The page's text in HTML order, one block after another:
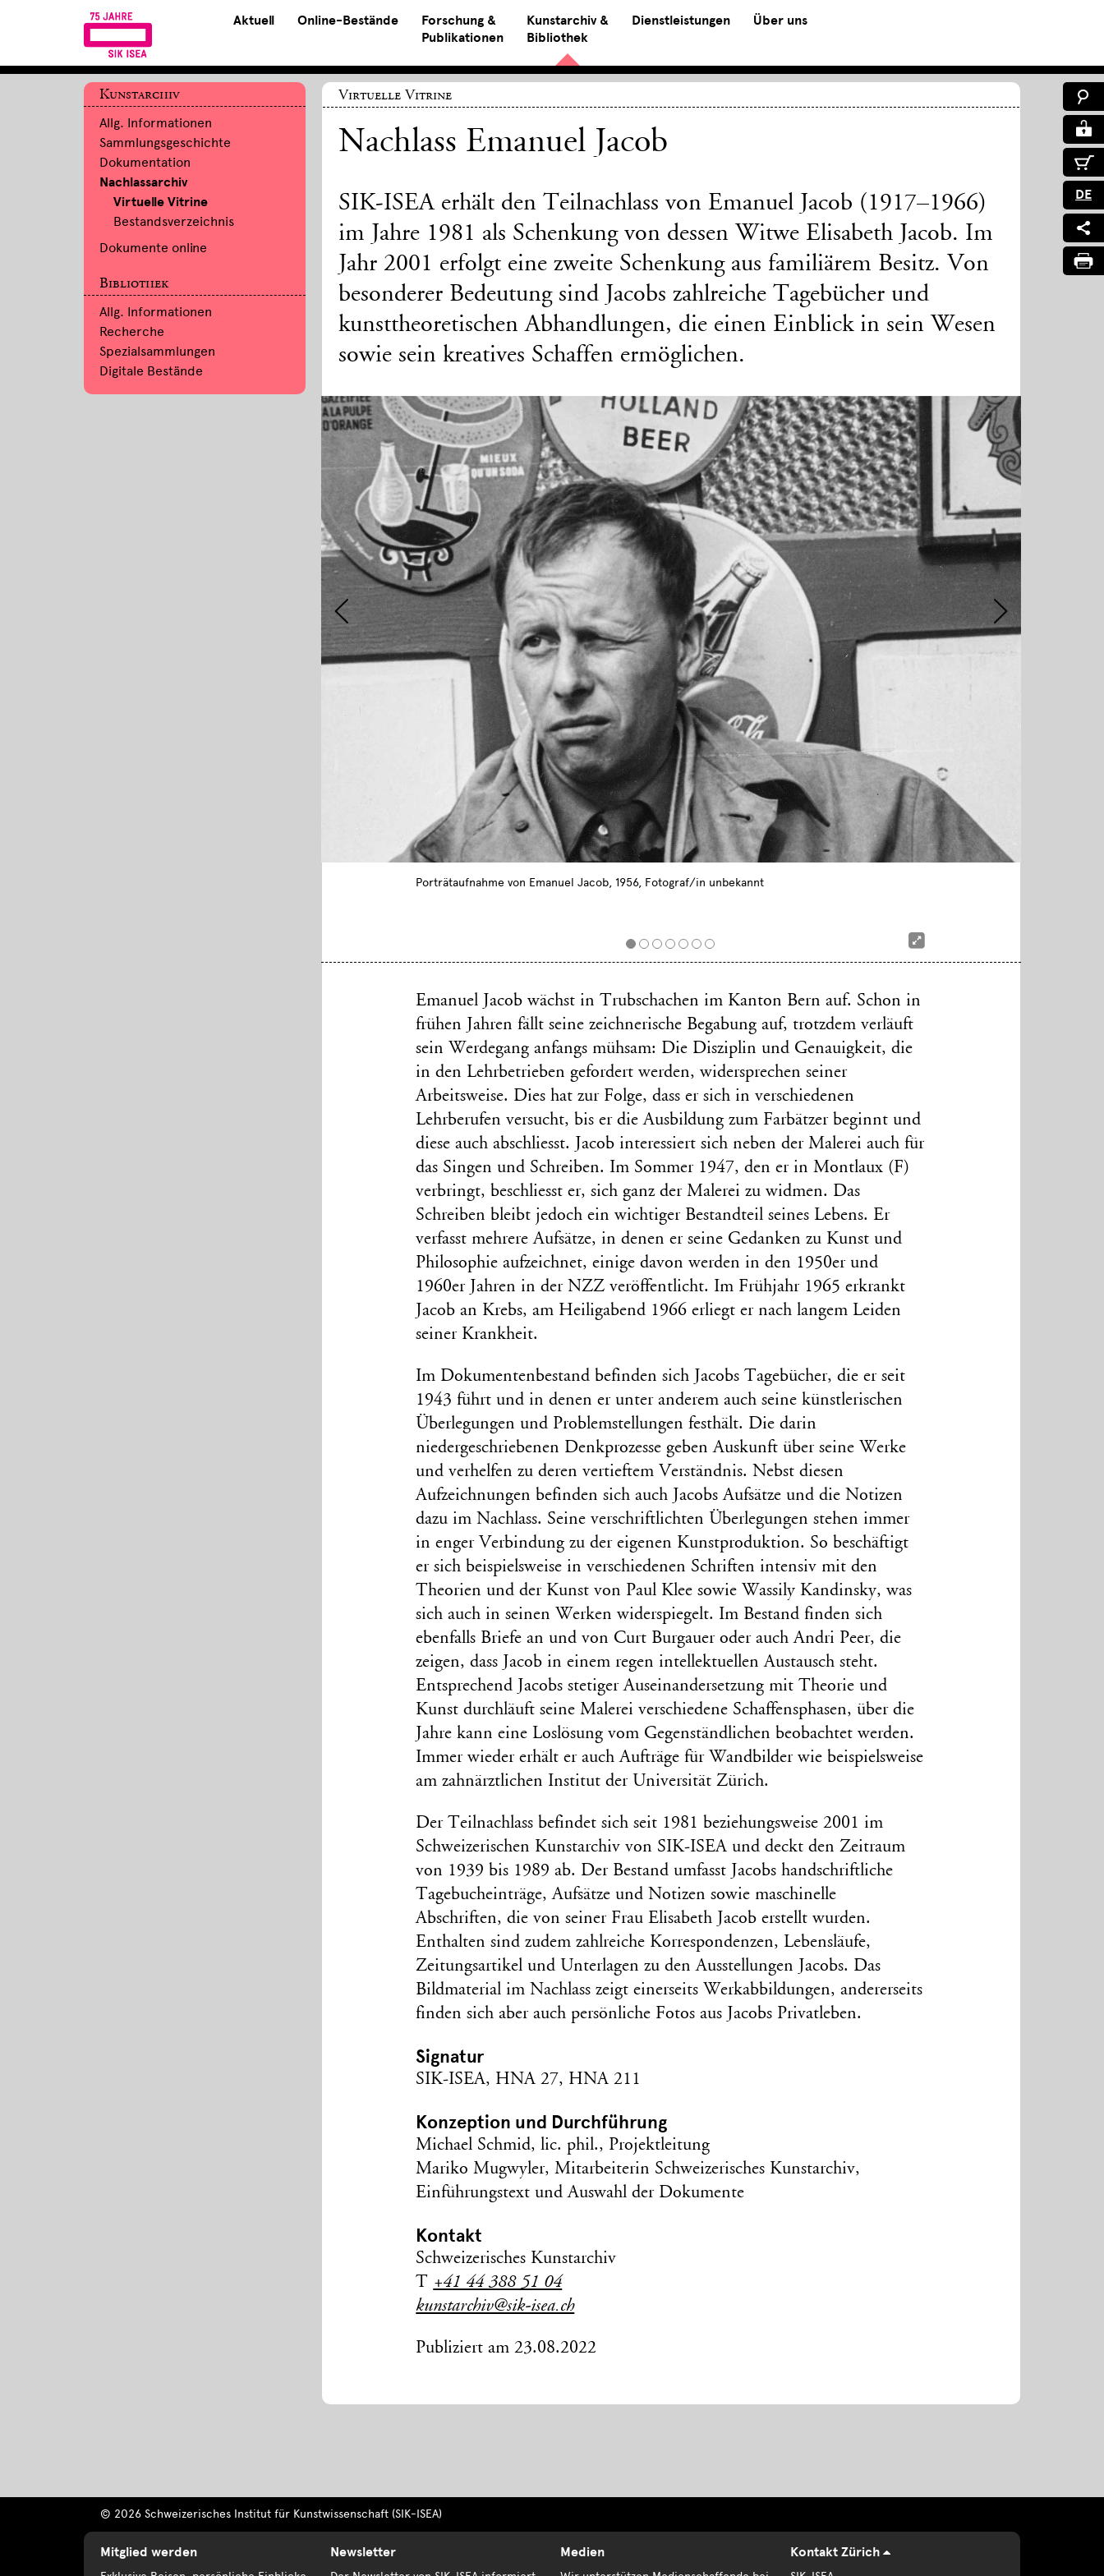
Aktuell Online-Bestände
Forschung &
Publikationen
Kunstarchiv &
Bibliothek
Dienstleistungen Über uns
DE
Kunstarchiv
Allg. Informationen
Sammlungsgeschichte
Dokumentation
Nachlassarchiv
Virtuelle Vitrine
Bestandsverzeichnis
Dokumente online
Bibliothek
Allg. Informationen
Recherche
Spezialsammlungen
Digitale Bestände
Virtuelle Vitrine
Nachlass Emanuel Jacob
SIK-ISEA erhält den Teilnachlass von Emanuel Jacob (1917–1966)
im Jahre 1981 als Schenkung von dessen Witwe Elisabeth Jacob. Im
Jahr 2001 erfolgt eine zweite Schenkung aus familiärem Besitz. Von
besonderer Bedeutung sind Jacobs zahlreiche Tagebücher und
kunsttheoretischen Abhandlungen, die einen Einblick in sein Wesen
sowie sein kreatives Schaffen ermöglichen.
Porträtaufnahme von Emanuel Jacob, 1956, Fotograf/in unbekannt
Emanuel Jacob wächst in Trubschachen im Kanton Bern auf. Schon in
frühen Jahren fällt seine zeichnerische Begabung auf, trotzdem verläuft
sein Werdegang anfangs mühsam: Die Disziplin und Genauigkeit, die
in den Lehrbetrieben gefordert werden, widersprechen seiner
Arbeitsweise. Dies hat zur Folge, dass er sich in verschiedenen
Lehrberufen versucht, bis er die Ausbildung zum Farbätzer beginnt und
diese auch abschliesst. Jacob interessiert sich neben der Malerei auch für
das Singen und Schreiben. Im Sommer 1947, den er in Montlaux (F)
verbringt, beschliesst er, sich ganz der Malerei zu widmen. Das
Schreiben bleibt jedoch ein wichtiger Bestandteil seines Lebens. Er
verfasst mehrere Aufsätze, in denen er seine Gedanken zu Kunst und
Philosophie aufzeichnet, einige davon werden in den 1950er und
1960er Jahren in der NZZ veröffentlicht. Im Frühjahr 1965 erkrankt
Jacob an Krebs, am Heiligabend 1966 erliegt er nach langem Leiden
seiner Krankheit.
Im Dokumentenbestand befinden sich Jacobs Tagebücher, die er seit
1943 führt und in denen er unter anderem auch seine künstlerischen
Überlegungen und Problemstellungen festhält. Die darin
niedergeschriebenen Denkprozesse geben Auskunft über seine Werke
und verhelfen zu deren vertieftem Verständnis. Nebst diesen
Aufzeichnungen befinden sich auch Jacobs Aufsätze und die Notizen
dazu im Nachlass. Seine verschriftlichten Überlegungen stehen immer
in enger Verbindung zu der eigenen Kunstproduktion. So beschäftigt
er sich beispielsweise in verschiedenen Schriften intensiv mit den
Theorien und der Kunst von Paul Klee sowie Wassily Kandinsky, was
sich auch in seinen Werken widerspiegelt. Im Bestand finden sich
ebenfalls Briefe an und von Curt Burgauer oder auch Andri Peer, die
zeigen, dass Jacob in einem regen intellektuellen Austausch steht.
Entsprechend Jacobs stetiger Auseinandersetzung mit Theorie und
Kunst durchläuft seine Malerei verschiedene Schaffensphasen, über die
Jahre kann eine Loslösung vom Gegenständlichen beobachtet werden.
Immer wieder erhält er auch Aufträge für Wandbilder wie beispielsweise
am zahnärztlichen Institut der Universität Zürich.
Der Teilnachlass befindet sich seit 1981 beziehungsweise 2001 im
Schweizerischen Kunstarchiv von SIK-ISEA und deckt den Zeitraum
von 1939 bis 1989 ab. Der Bestand umfasst Jacobs handschriftliche
Tagebucheinträge, Aufsätze und Notizen sowie maschinelle
Abschriften, die von seiner Frau Elisabeth Jacob erstellt wurden.
Enthalten sind zudem zahlreiche Korrespondenzen, Lebensläufe,
Zeitungsartikel und Unterlagen zu den Ausstellungen Jacobs. Das
Bildmaterial im Nachlass zeigt einerseits Werkabbildungen, andererseits
finden sich aber auch persönliche Fotos aus Jacobs Privatleben.
Signatur
SIK-ISEA, HNA 27, HNA 211
Konzeption und Durchführung
Michael Schmid, lic. phil., Projektleitung
Mariko Mugwyler, Mitarbeiterin Schweizerisches Kunstarchiv,
Einführungstext und Auswahl der Dokumente
Kontakt
Schweizerisches Kunstarchiv
T +41 44 388 51 04
kunstarchiv@sik-isea.ch
Publiziert am 23.08.2022
© 2026 Schweizerisches Institut für Kunstwissenschaft (SIK-ISEA)
Mitglied werden Newsletter Medien Kontakt Zürich